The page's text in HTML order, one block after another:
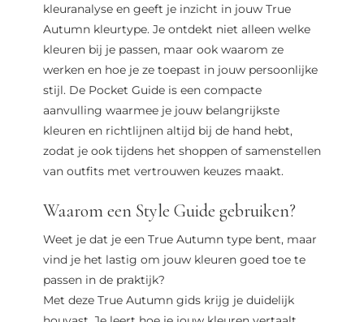
kleuranalyse en geeft je inzicht in jouw True
Autumn kleurtype. Je ontdekt niet alleen welke
kleuren bij je passen, maar ook waarom ze
werken en hoe je ze toepast in jouw persoonlijke
stijl. De Pocket Guide is een compacte
aanvulling waarmee je jouw belangrijkste
kleuren en richtlijnen altijd bij de hand hebt,
zodat je ook tijdens het shoppen of samenstellen
van outfits met vertrouwen keuzes maakt.
Waarom een Style Guide gebruiken?
Weet je dat je een True Autumn type bent, maar
vind je het lastig om jouw kleuren goed toe te
passen in de praktijk?
Met deze True Autumn gids krijg je duidelijk